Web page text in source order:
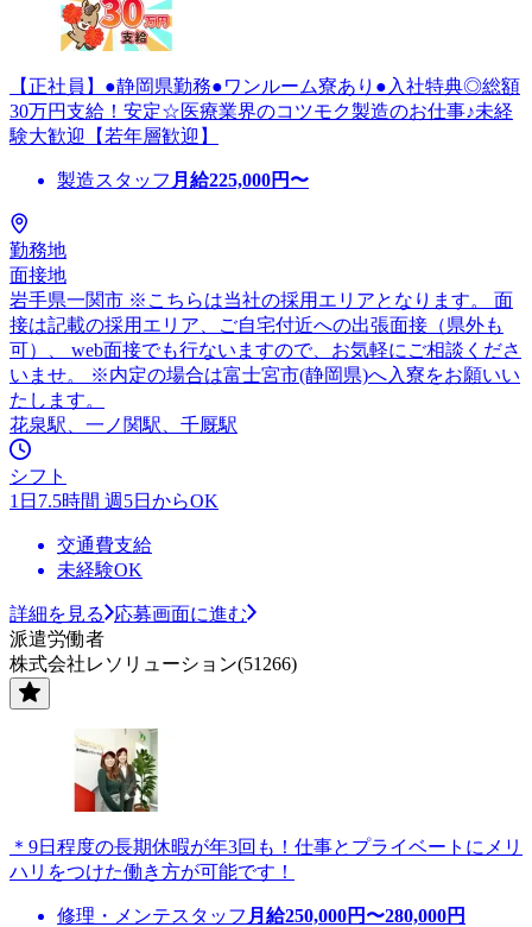
【正社員】●静岡県勤務●ワンルーム寮あり●入社特典◎総額
30万円支給！安定☆医療業界のコツモク製造のお仕事♪未経
験大歓迎【若年層歓迎】
製造スタッフ 月給225,000円〜
勤務地
面接地
岩手県一関市 ※こちらは当社の採用エリアとなります。 面
接は記載の採用エリア、ご自宅付近への出張面接（県外も
可）、 web面接でも行ないますので、お気軽にご相談くださ
いませ。 ※内定の場合は富士宮市(静岡県)へ入寮をお願いい
たします。
花泉駅、一ノ関駅、千厩駅
シフト
1日7.5時間 週5日からOK
交通費支給
未経験OK
詳細を見る
応募画面に進む
派遣労働者
株式会社レソリューション(51266)
＊9日程度の長期休暇が年3回も！仕事とプライベートにメリ
ハリをつけた働き方が可能です！
修理・メンテスタッフ 月給250,000円〜280,000円